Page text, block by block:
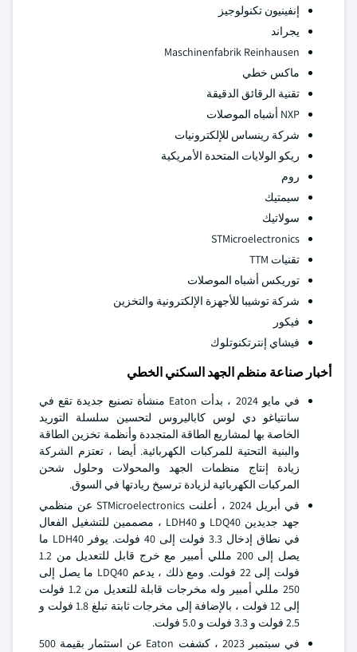
إنفينيون تكنولوجيز
يجراند
Maschinenfabrik Reinhausen
ماكس خطي
تقنية الرقائق الدقيقة
NXP أشباه الموصلات
شركة رينساس للإلكترونيات
ريكو الولايات المتحدة الأمريكية
روم
سيمتيك
سولاتيك
STMicroelectronics
تقنيات TTM
توريكس أشباه الموصلات
شركة توشيبا للأجهزة الإلكترونية والتخزين
فيكور
فيشاي إنترتكنوتلوك
أخبار صناعة منظم الجهد السكني الخطي
في مايو 2024 ، بدأت Eaton منشأة تصنيع جديدة تقع في
سانتياغو دي لوس كاباليروس لتحسين سلسلة التوريد
الخاصة بها لمشاريع الطاقة المتجددة وأنظمة تخزين الطاقة
والبنية التحتية للمركبات الكهربائية. أيضا ، تعتزم الشركة
زيادة إنتاج منظمات الجهد والمحولات وحلول شحن
المركبات الكهربائية لزيادة ترسيخ ريادتها في السوق.
في أبريل 2024 ، أعلنت STMicroelectronics عن منظمي
جهد جديدين LDQ40 و LDH40 ، مصممين للتشغيل الفعال
في نطاق إدخال 3.3 فولت إلى 40 فولت. يوفر LDH40 ما
يصل إلى 200 مللي أمبير مع خرج قابل للتعديل من 1.2
فولت إلى 22 فولت. ومع ذلك ، يدعم LDQ40 ما يصل إلى
250 مللي أمبير وله مخرجات قابلة للتعديل من 1.2 فولت
إلى 12 فولت ، بالإضافة إلى مخرجات ثابتة تبلغ 1.8 فولت و
2.5 فولت و 3.3 فولت و 5.0 فولت.
في سبتمبر 2023 ، كشفت Eaton عن استثمار بقيمة 500